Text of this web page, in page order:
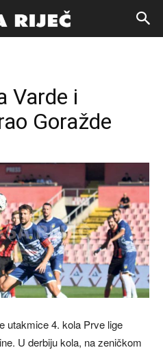
Varde i
Goražde
utakmice 4. kola Prve lige
U derbiju kola, na zeničkom